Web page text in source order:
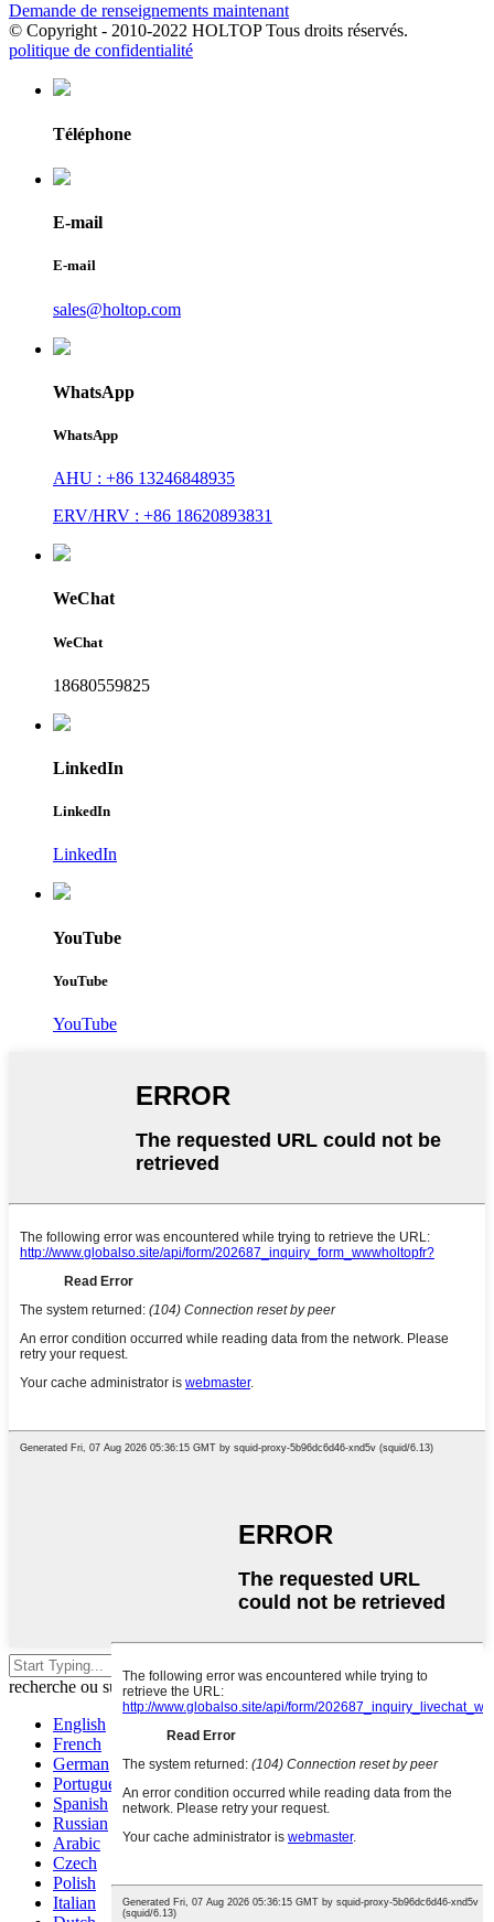
Demande de renseignements maintenant
© Copyright - 2010-2022 HOLTOP Tous droits réservés.
politique de confidentialité
Téléphone
E-mail
E-mail
sales@holtop.com
WhatsApp
WhatsApp
AHU : +86 13246848935
ERV/HRV : +86 18620893831
WeChat
WeChat
18680559825
LinkedIn
LinkedIn
LinkedIn
YouTube
YouTube
YouTube
recherche ou sur Échap pour fermer.
English
French
German
Portuguese
Spanish
Russian
Arabic
Czech
Polish
Italian